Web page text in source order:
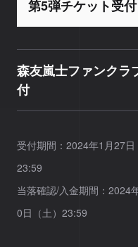
第5弾チケット受
森友嵐士ファンクラ
付
受付期間：2024年1月27
23:59
当落確認/入金期間：2024
0日（土）23:59